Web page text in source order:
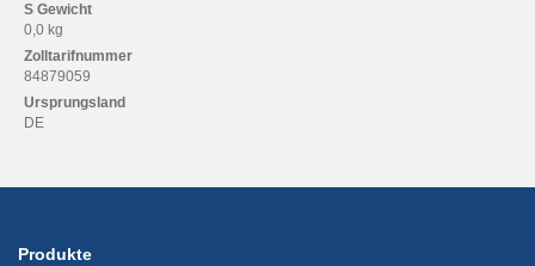
S Gewicht
0,0 kg
Zolltarifnummer
84879059
Ursprungsland
DE
Produkte